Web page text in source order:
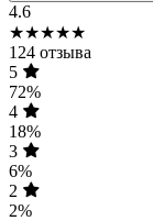
4.6
★★★★★
124 отзыва
5
72%
4
18%
3
6%
2
2%